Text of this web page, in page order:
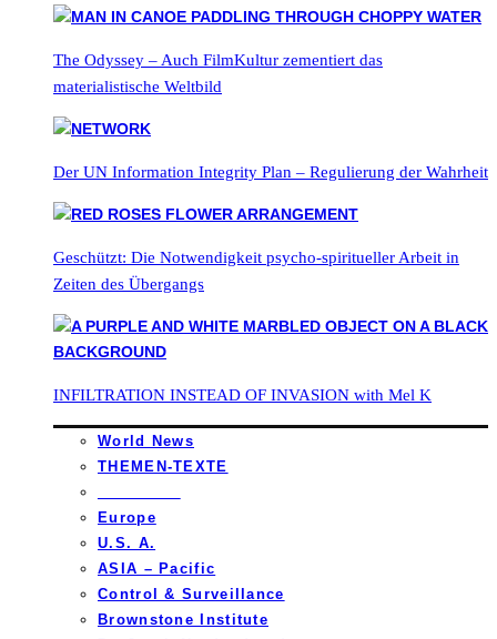
The Odyssey – Auch FilmKultur zementiert das
materialistische Weltbild
Der UN Information Integrity Plan – Regulierung der Wahrheit
Geschützt: Die Notwendigkeit psycho-spiritueller Arbeit in
Zeiten des Übergangs
INFILTRATION INSTEAD OF INVASION with Mel K
World News
THEMEN-TEXTE
Europe
U.S. A.
ASIA – Pacific
Control & Surveillance
Brownstone Institute